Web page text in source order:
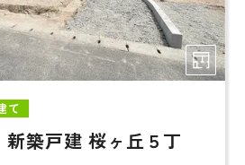
て
築戸建 桜ヶ丘５丁